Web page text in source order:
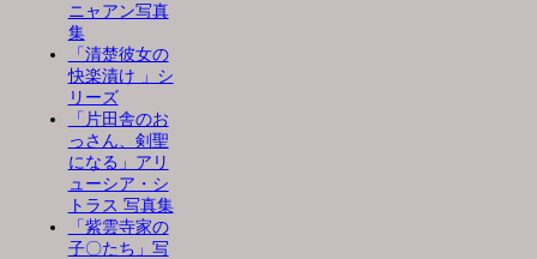
ニャアン写真
集
「清楚彼女の
快楽漬け 」シ
リーズ
「片田舎のお
っさん、剣聖
になる」アリ
ューシア・シ
トラス 写真集
「紫雲寺家の
子〇たち」写